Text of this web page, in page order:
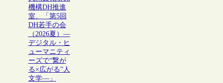
機構DH推進
室、「第5回
DH若手の会
（2026夏）―
デジタル・ヒ
ューマニティ
ーズで“繋が
る×広がる”人
文学―」